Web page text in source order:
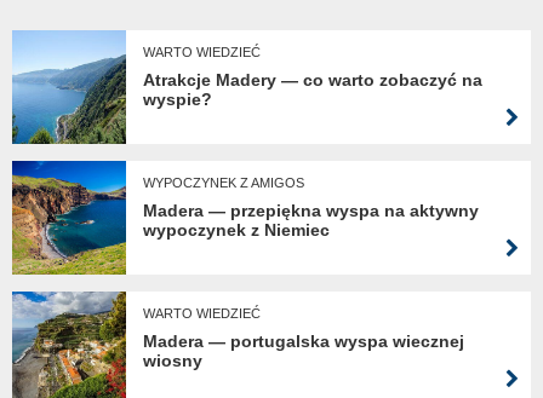
WARTO WIEDZIEĆ
Atrakcje Madery — co warto zobaczyć na
wyspie?
WYPOCZYNEK Z AMIGOS
Madera — przepiękna wyspa na aktywny
wypoczynek z Niemiec
WARTO WIEDZIEĆ
Madera — portugalska wyspa wiecznej
wiosny